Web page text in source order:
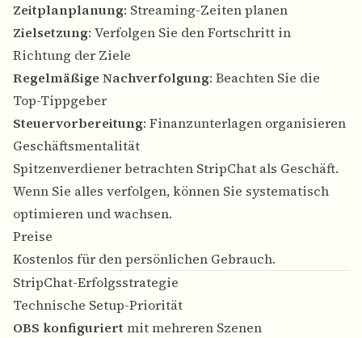
Zeitplanplanung: Streaming-Zeiten planen
Zielsetzung: Verfolgen Sie den Fortschritt in
Richtung der Ziele
Regelmäßige Nachverfolgung: Beachten Sie die
Top-Tippgeber
Steuervorbereitung: Finanzunterlagen organisieren
Geschäftsmentalität
Spitzenverdiener betrachten StripChat als Geschäft.
Wenn Sie alles verfolgen, können Sie systematisch
optimieren und wachsen.
Preise
Kostenlos für den persönlichen Gebrauch.
StripChat-Erfolgsstrategie
Technische Setup-Priorität
OBS konfiguriert mit mehreren Szenen